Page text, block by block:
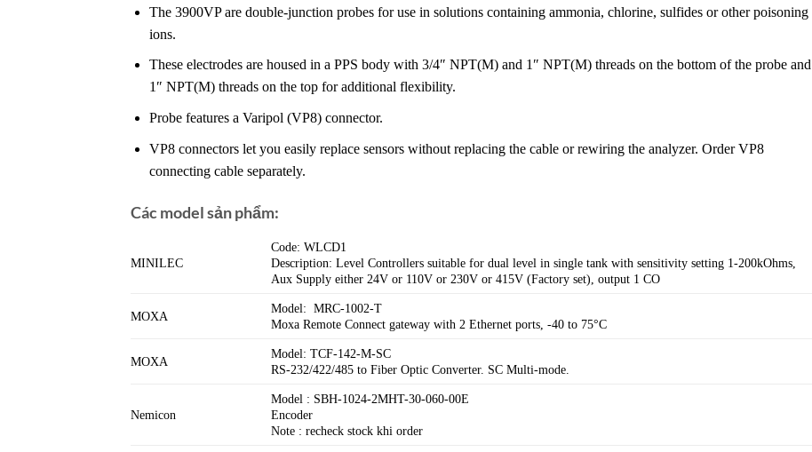
The 3900VP are double-junction probes for use in solutions containing ammonia, chlorine, sulfides or other poisoning
ions.
These electrodes are housed in a PPS body with 3/4″ NPT(M) and 1″ NPT(M) threads on the bottom of the probe and
1″ NPT(M) threads on the top for additional flexibility.
Probe features a Varipol (VP8) connector.
VP8 connectors let you easily replace sensors without replacing the cable or rewiring the analyzer. Order VP8
connecting cable separately.
Các model sản phẩm:
MINILEC
Code: WLCD1
Description: Level Controllers suitable for dual level in single tank with sensitivity setting 1-200kOhms,
Aux Supply either 24V or 110V or 230V or 415V (Factory set), output 1 CO
MOXA
Model: MRC-1002-T
Moxa Remote Connect gateway with 2 Ethernet ports, -40 to 75°C
MOXA
Model: TCF-142-M-SC
RS-232/422/485 to Fiber Optic Converter. SC Multi-mode.
Nemicon
Model : SBH-1024-2MHT-30-060-00E
Encoder
Note : recheck stock khi order